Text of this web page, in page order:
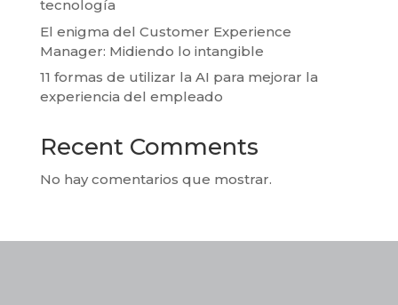
tecnología
El enigma del Customer Experience
Manager: Midiendo lo intangible
11 formas de utilizar la AI para mejorar la
experiencia del empleado
Recent Comments
No hay comentarios que mostrar.